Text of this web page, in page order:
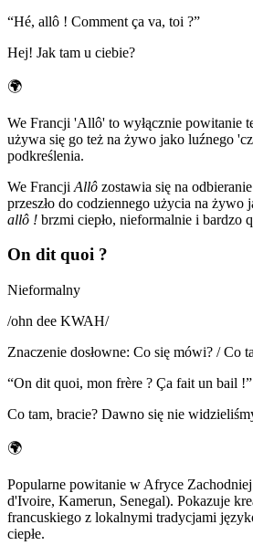
“Hé, allô ! Comment ça va, toi ?”
Hej! Jak tam u ciebie?
🌍
We Francji 'Allô' to wyłącznie powitanie
używa się go też na żywo jako luźnego
podkreślenia.
We Francji Allô zostawia się na
przeszło do codziennego użycia na żywo
allô ! brzmi ciepło, nieformalnie i bardzo
On dit quoi ?
Nieformalny
/ohn dee KWAH/
Znaczenie dosłowne: Co się mówi? / Co
“On dit quoi, mon frère ? Ça fait un bail !”
Co tam, bracie? Dawno się nie
🌍
Popularne powitanie w Afryce
d'Ivoire, Kamerun, Senegal). Pokazuje
francuskiego z lokalnymi tradycjami
ciepłe.